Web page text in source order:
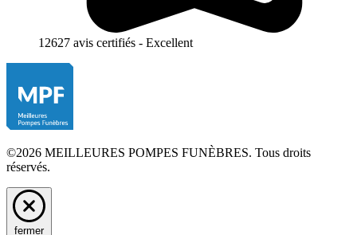
12627 avis certifiés - Excellent
©2026 MEILLEURES POMPES FUNÈBRES. Tous droits
réservés.
fermer